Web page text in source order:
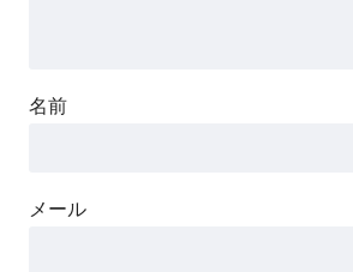
名前
メール